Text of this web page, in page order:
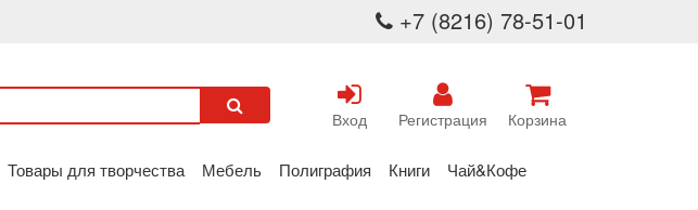
+7 (8216) 78-51-01
Вход Регистрация Корзина
Товары для творчества Мебель Полиграфия Книги Чай&Кофе